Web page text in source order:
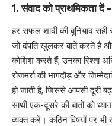
1.संवाद को प्राथमिकता दें
हर सफल शादी की बुनियाद सही
जो दंपति खुलकर बातें करते हैं
कोशिश करते हैं, उनका रिश्ता
रोजमर्रा की भागदौड़ और
हो जाती है, जिससे आपसी दूरी
साथी एक-दूसरे की बातों को
व्यक्त करें। कठिन विषयों पर